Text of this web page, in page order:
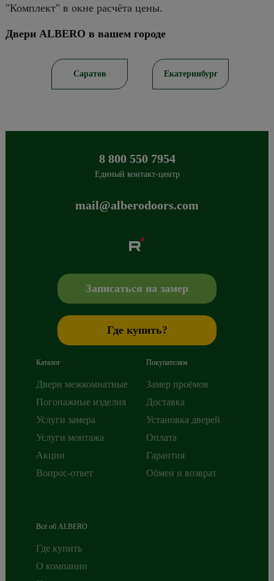
"Комплект" в окне расчёта цены.
Двери ALBERO в вашем городе
Саратов Екатеринбург
8 800 550 7954
Единый контакт-центр
mail@alberodoors.com
+7 800 765 43 42,mail@alberodoors.com
Записаться на замер
Где купить?
Каталог
Двери межкомнатные
Погонажные изделия
Услуги замера
Услуги монтажа
Акции
Вопрос-ответ
Покупателям
Замер проёмов
Доставка
Установка дверей
Оплата
Гарантия
Обмен и возврат
Всё об ALBERO
Где купить
О компании